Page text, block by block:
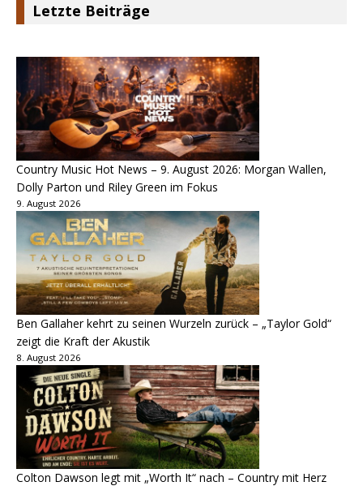
Letzte Beiträge
Country Music Hot News – 9. August 2026: Morgan Wallen,
Dolly Parton und Riley Green im Fokus
9. August 2026
Ben Gallaher kehrt zu seinen Wurzeln zurück – „Taylor Gold“
zeigt die Kraft der Akustik
8. August 2026
Colton Dawson legt mit „Worth It“ nach – Country mit Herz